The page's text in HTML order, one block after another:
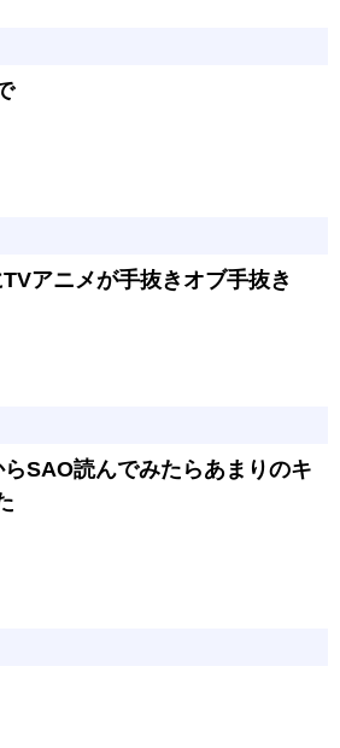
アニメが手抜きオブ手抜き
SAO読んでみたらあまりのキ